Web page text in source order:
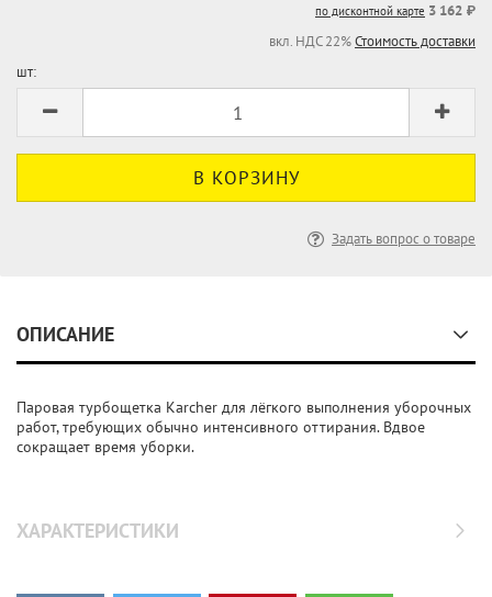
по дисконтной карте 3 162 ₽
вкл. НДС 22%Стоимость доставки
шт:
Задать вопрос о товаре
ОПИСАНИЕ
Паровая турбощетка Karcher для лёгкого выполнения уборочных
работ, требующих обычно интенсивного оттирания. Вдвое
сокращает время уборки.
ХАРАКТЕРИСТИКИ